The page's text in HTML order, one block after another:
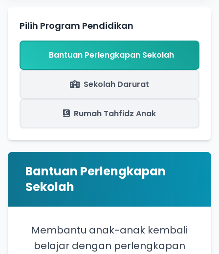
Pilih Program Pendidikan
Bantuan Perlengkapan Sekolah
Sekolah Darurat
Rumah Tahfidz Anak
Bantuan Perlengkapan
Sekolah
Membantu anak-anak kembali
belajar dengan perlengkapan